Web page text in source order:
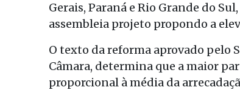
Gerais, Paraná e Rio Grande do
assembleia projeto propondo a
O texto da reforma aprovado pelo
Câmara, determina que a maior
proporcional à média da